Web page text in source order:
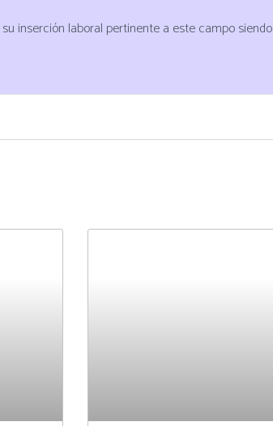
inserción laboral pertinente a este campo